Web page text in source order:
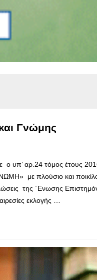
Γνώμης
ο υπ’ αρ.24 τόμος έτους
με πλούσιο και ποικίλο
της ΄Ενωσης
εκλογής …